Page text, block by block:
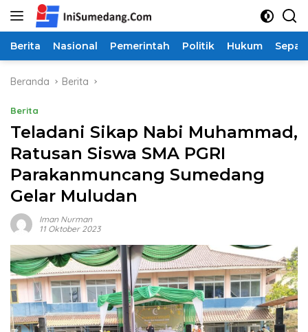
Langsung
Berita Nasional Pemerintah Politik Hukum
Beranda Berita
Berita
Teladani Sikap Nabi Muhammad,
Ratusan Siswa SMA PGRI
Parakanmuncang Sumedang
Gelar Muludan
Iman Nurman
11 Oktober 2023